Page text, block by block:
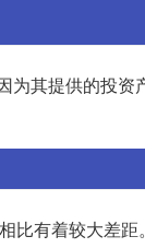
其提供的投
有着较大差